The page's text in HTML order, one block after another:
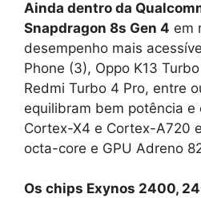
Ainda dentro da
Snapdragon 8s Gen 4 em
desempenho mais
Phone (3), Oppo K13
Redmi Turbo 4 Pro, entre
equilibram bem potência e
Cortex-X4 e Cortex-A720
octa-core e GPU Adreno
Os chips Exynos 2400,